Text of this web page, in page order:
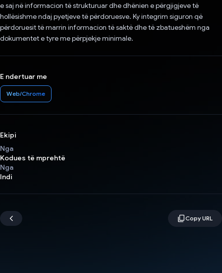
e saj në informacion të strukturuar dhe dhënien e përgjigjeve të
hollësishme ndaj pyetjeve të përdoruesve. Ky integrim siguron që
përdoruesit të marrin informacion të saktë dhe të zbatueshëm nga
dokumentet e tyre me përpjekje minimale.
E ndertuar me
Web/Chrome
Ekipi
Nga
Kodues të mprehtë
Nga
Indi